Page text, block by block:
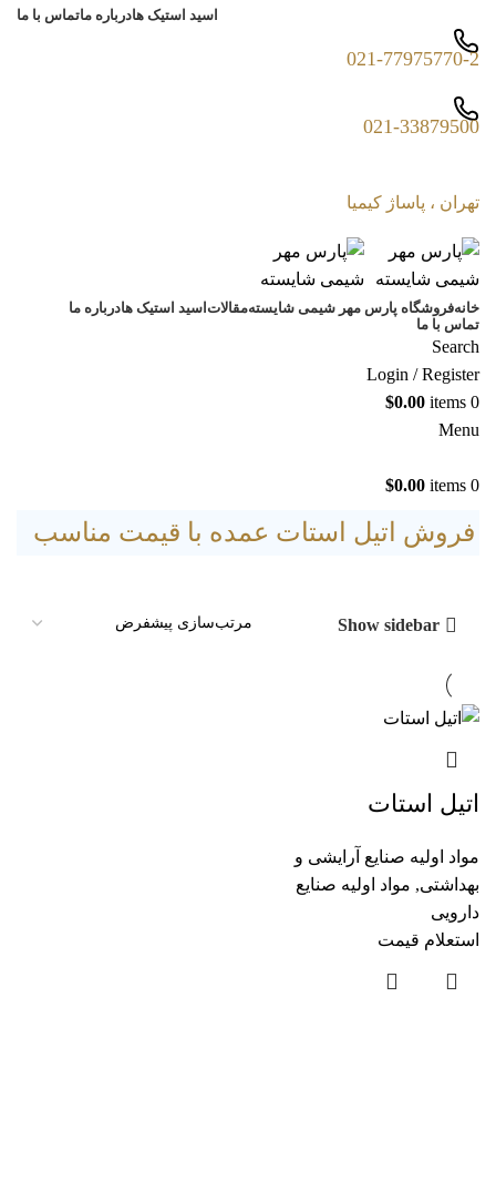
اسید استیک هادرباره ماتماس با ما
021-77975770-2
021-33879500
تهران ، پاساژ کیمیا
خانهفروشگاه پارس مهر شیمی شایستهمقالات اسید استیک هادرباره ما
تماس با ما
Search
Login / Register
0
items
$0.00
Menu
0
items
$0.00
فروش اتیل استات عمده با قیمت مناسب
Show sidebar
اتیل استات
مواد اولیه صنایع آرایشی و
بهداشتی, مواد اولیه صنایع
دارویی
استعلام قیمت